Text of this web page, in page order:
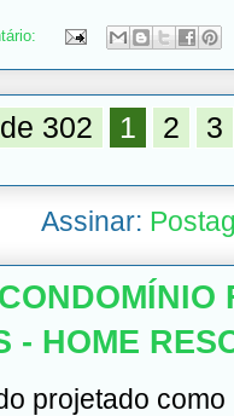
302 1 2 3
Assinar:
- HOME
projetado